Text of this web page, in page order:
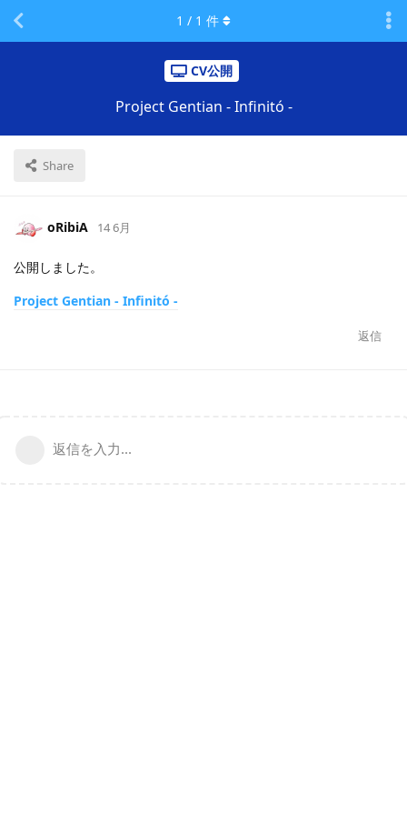
CV公開
Project Gentian - Infinitó -
Share
1 / 1 件
oRibiA 14 6月
公開しました。
Project Gentian - Infinitó -
返信
返信を入力...